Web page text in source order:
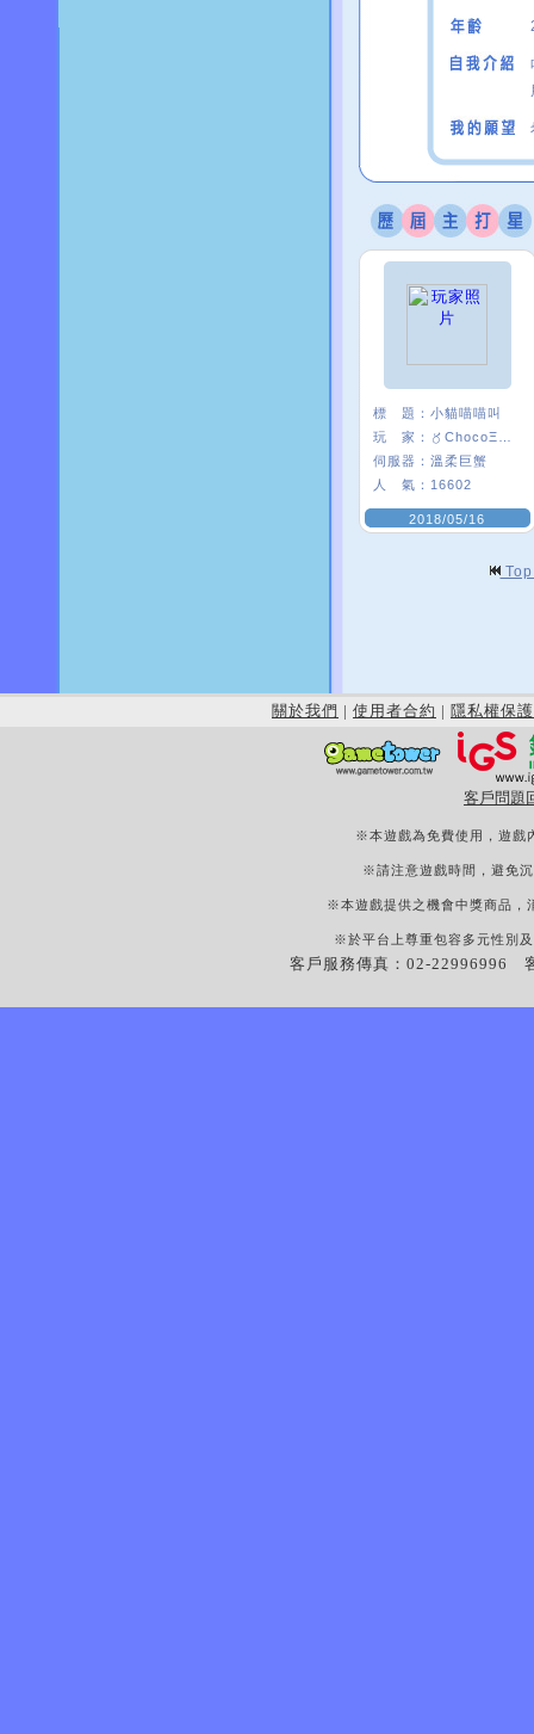
標 題： 小貓喵喵叫
玩 家：
伺服器： 溫柔巨蟹
人 氣： 16602
2018/05/16
關於我們 | 使用者合約 | 隱私權保護
客戶問題
※本遊戲為免費使用，遊戲
※請注意遊戲時間，避免
※本遊戲提供之機會中獎商品，
※於平台上尊重包容多元性別
客戶服務傳真：02-22996996